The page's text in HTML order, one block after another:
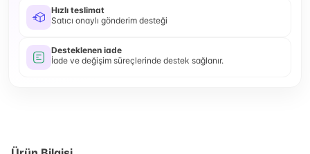
Hızlı teslimat
Satıcı onaylı gönderim desteği
Desteklenen iade
İade ve değişim süreçlerinde destek sağlanır.